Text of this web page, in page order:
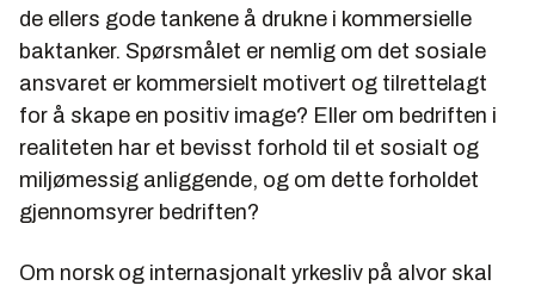
de ellers gode tankene å drukne i kommersielle
baktanker. Spørsmålet er nemlig om det sosiale
ansvaret er kommersielt motivert og tilrettelagt
for å skape en positiv image? Eller om bedriften i
realiteten har et bevisst forhold til et sosialt og
miljømessig anliggende, og om dette forholdet
gjennomsyrer bedriften?
Om norsk og internasjonalt yrkesliv på alvor skal